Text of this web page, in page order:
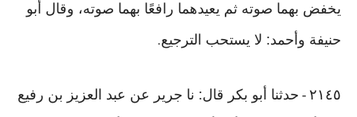
يخفض بهما صوته ثم يعيدهما رافعًا بهما صوته، وقال أبو
حنيفة وأحمد: لا يستحب الترجيع.
٢١٤٥ - حدثنا أبو بكر قال: نا جرير عن عبد العزيز بن رفيع